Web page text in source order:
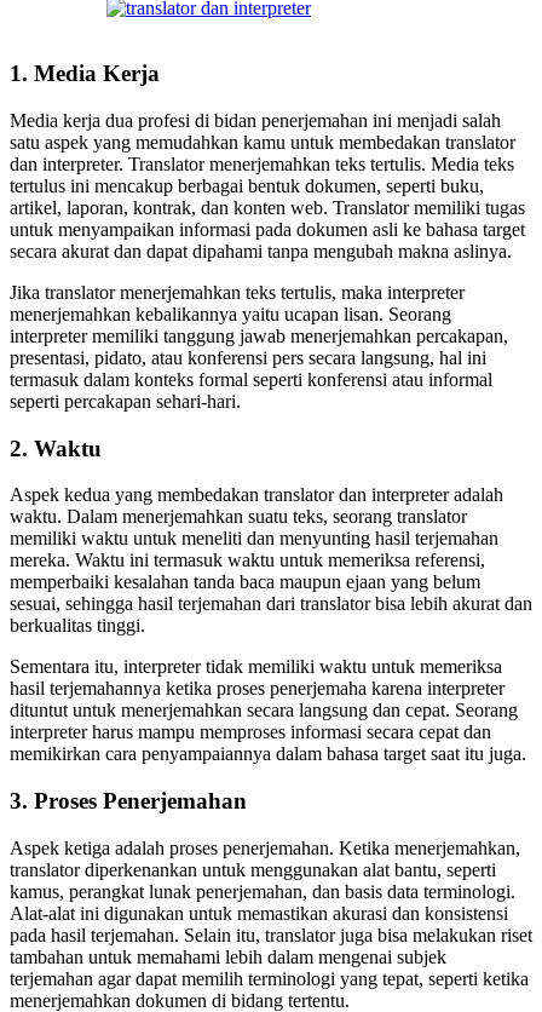
1. Media Kerja
Media kerja dua profesi di bidan penerjemahan ini menjadi salah
satu aspek yang memudahkan kamu untuk membedakan translator
dan interpreter. Translator menerjemahkan teks tertulis. Media teks
tertulus ini mencakup berbagai bentuk dokumen, seperti buku,
artikel, laporan, kontrak, dan konten web. Translator memiliki tugas
untuk menyampaikan informasi pada dokumen asli ke bahasa target
secara akurat dan dapat dipahami tanpa mengubah makna aslinya.
Jika translator menerjemahkan teks tertulis, maka interpreter
menerjemahkan kebalikannya yaitu ucapan lisan. Seorang
interpreter memiliki tanggung jawab menerjemahkan percakapan,
presentasi, pidato, atau konferensi pers secara langsung, hal ini
termasuk dalam konteks formal seperti konferensi atau informal
seperti percakapan sehari-hari.
2. Waktu
Aspek kedua yang membedakan translator dan interpreter adalah
waktu. Dalam menerjemahkan suatu teks, seorang translator
memiliki waktu untuk meneliti dan menyunting hasil terjemahan
mereka. Waktu ini termasuk waktu untuk memeriksa referensi,
memperbaiki kesalahan tanda baca maupun ejaan yang belum
sesuai, sehingga hasil terjemahan dari translator bisa lebih akurat dan
berkualitas tinggi.
Sementara itu, interpreter tidak memiliki waktu untuk memeriksa
hasil terjemahannya ketika proses penerjemaha karena interpreter
dituntut untuk menerjemahkan secara langsung dan cepat. Seorang
interpreter harus mampu memproses informasi secara cepat dan
memikirkan cara penyampaiannya dalam bahasa target saat itu juga.
3. Proses Penerjemahan
Aspek ketiga adalah proses penerjemahan. Ketika menerjemahkan,
translator diperkenankan untuk menggunakan alat bantu, seperti
kamus, perangkat lunak penerjemahan, dan basis data terminologi.
Alat-alat ini digunakan untuk memastikan akurasi dan konsistensi
pada hasil terjemahan. Selain itu, translator juga bisa melakukan riset
tambahan untuk memahami lebih dalam mengenai subjek
terjemahan agar dapat memilih terminologi yang tepat, seperti ketika
menerjemahkan dokumen di bidang tertentu.